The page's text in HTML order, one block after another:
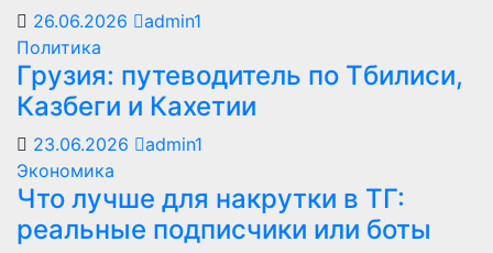
26.06.2026
admin1
Политика
Грузия: путеводитель по Тбилиси,
Казбеги и Кахетии
23.06.2026
admin1
Экономика
Что лучше для накрутки в ТГ:
реальные подписчики или боты